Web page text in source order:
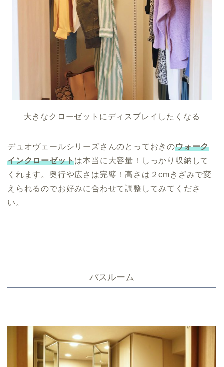
大きなクローゼットにディスプレイしたくなる
デュオヴェールシリーズさんのとっておきのウォーク
インクローゼットは本当に大容量！しっかり収納して
くれます。奥行や広さは完璧！高さは２cmきざみで変
えられるのでお好みに合わせて調整してみてくださ
い。
バスルーム